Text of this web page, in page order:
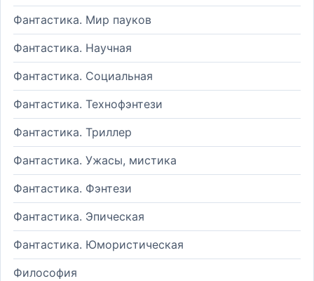
Фантастика. Мир пауков
Фантастика. Научная
Фантастика. Социальная
Фантастика. Технофэнтези
Фантастика. Триллер
Фантастика. Ужасы, мистика
Фантастика. Фэнтези
Фантастика. Эпическая
Фантастика. Юмористическая
Философия